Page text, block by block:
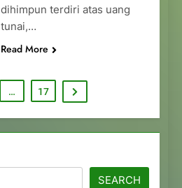
dihimpun terdiri atas uang
tunai,…
Read More
… 17
SEARCH